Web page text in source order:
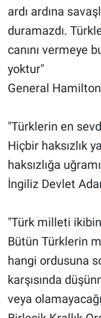
ardı ardına
duramazdı.
canını vermeye
yoktur"
General
"Türklerin en
Hiçbir haksızlık
haksızlığa
İngiliz Devlet
"Türk milleti
Bütün Türklerin
hangi ordusuna
karşısında
veya